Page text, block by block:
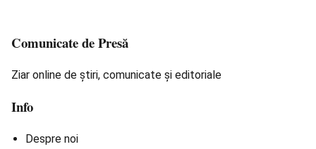
Comunicate de Presă
Ziar online de știri, comunicate și editoriale
Info
Despre noi